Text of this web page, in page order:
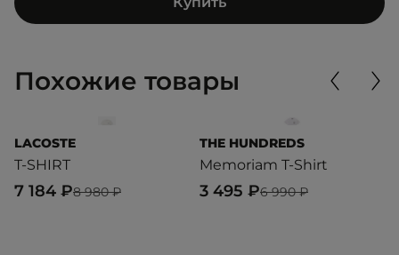
Похожие товары
LACOSTE
T-SHIRT
8 980 ₽
7 184 ₽
THE HUNDREDS
Memoriam T-Shirt
6 990 ₽
3 495 ₽